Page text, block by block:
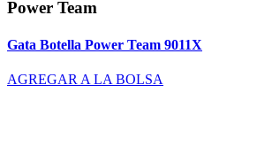
Power Team
Gata Botella Power Team 9011X
AGREGAR A LA BOLSA